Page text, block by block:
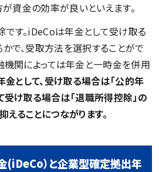
資金の効率が良いといえます。
す。iDeCoは年金として受け取る
で、受取方法を選択することがで
機関によっては年金と一時金を併用
金として、受け取る場合は「公的年
受け取る場合は「退職所得控除」の
ることにつながります。
(iDeCo）と企業型確定拠出年